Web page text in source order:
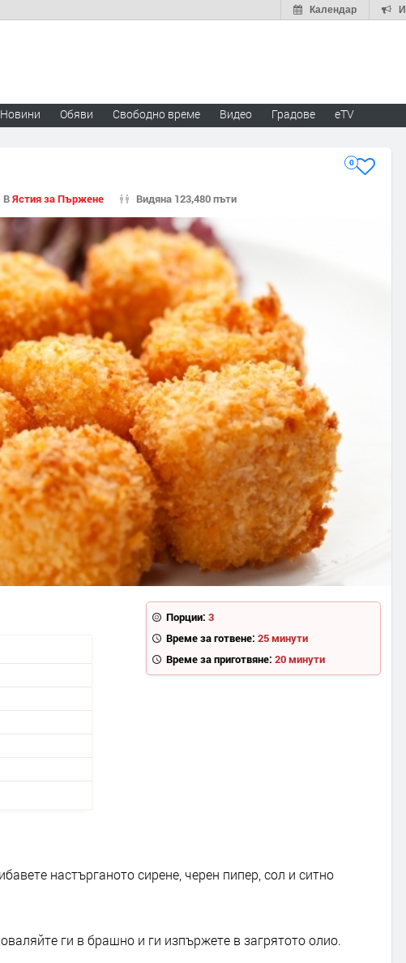
Календар
Новини Обяви Свободно време Видео Градове eTV
0
ВЯстия за Пържене Видяна 123,480 пъти
Порции: 3
Време за готвене: 25 минути
Време за приготвяне: 20 минути
настърганото сирене, черен пипер, сол и ситно
ги в брашно и ги изпържете в загрятото олио.